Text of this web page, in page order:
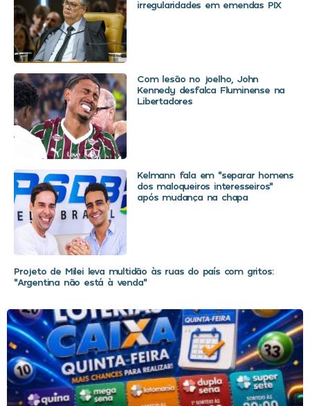
irregularidades em emendas PIX
Com lesão no joelho, John
Kennedy desfalca Fluminense na
Libertadores
Kelmann fala em “separar homens
dos maloqueiros interesseiros”
após mudança na chapa
Projeto de Milei leva multidão às ruas do país com gritos:
“Argentina não está à venda”